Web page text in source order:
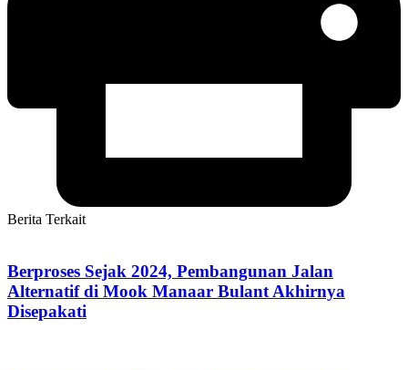
Berita Terkait
Berproses Sejak 2024, Pembangunan Jalan
Alternatif di Mook Manaar Bulant Akhirnya
Disepakati